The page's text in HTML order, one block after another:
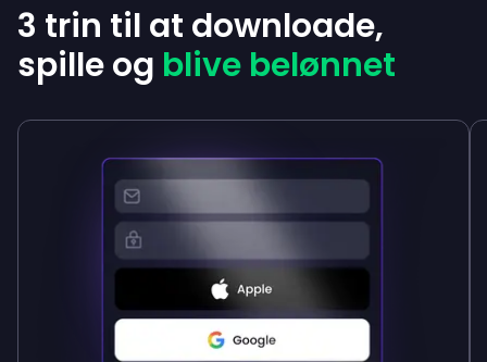
3 trin til at downloade,
spille og blive belønnet